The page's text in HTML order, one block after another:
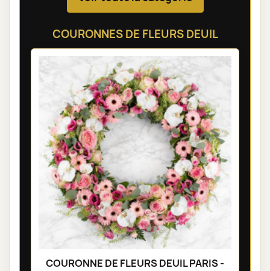
COURONNES DE FLEURS DEUIL
COURONNE DE FLEURS DEUIL PARIS -